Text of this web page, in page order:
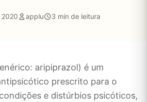
applu 3 min de leitura
aripiprazol) é um
prescrito para o
e distúrbios psicóticos,